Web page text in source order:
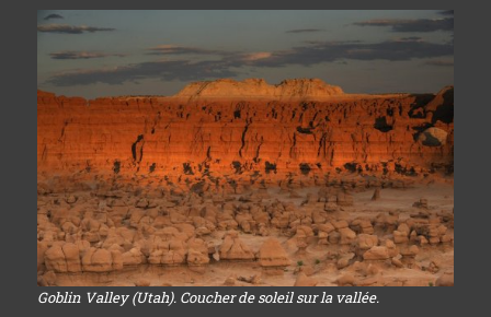
Goblin Valley (Utah). Coucher de soleil sur la vallée.